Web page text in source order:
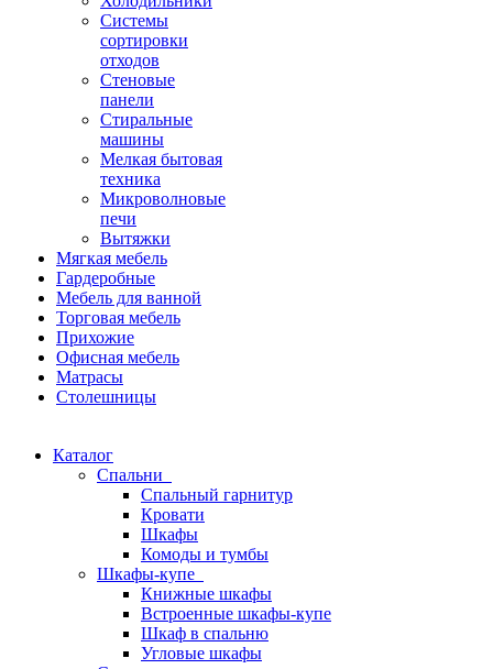
Системы
сортировки
отходов
Стеновые
панели
Стиральные
машины
Мелкая бытовая
техника
Микроволновые
печи
Вытяжки
Мягкая мебель
Гардеробные
Мебель для ванной
Торговая мебель
Прихожие
Офисная мебель
Матрасы
Столешницы
Каталог
Спальни
Спальный гарнитур
Кровати
Шкафы
Комоды и тумбы
Шкафы-купе
Книжные шкафы
Встроенные шкафы-купе
Шкаф в спальню
Угловые шкафы